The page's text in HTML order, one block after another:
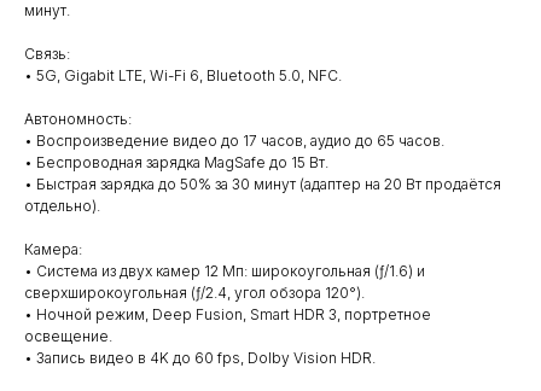
минут.
Связь:
• 5G, Gigabit LTE, Wi-Fi 6, Bluetooth 5.0, NFC.
Автономность:
• Воспроизведение видео до 17 часов, аудио до 65 часов.
• Беспроводная зарядка MagSafe до 15 Вт.
• Быстрая зарядка до 50% за 30 минут (адаптер на 20 Вт продаётся
отдельно).
Камера:
• Система из двух камер 12 Мп: широкоугольная (ƒ/1.6) и
сверхширокоугольная (ƒ/2.4, угол обзора 120°).
• Ночной режим, Deep Fusion, Smart HDR 3, портретное
освещение.
• Запись видео в 4K до 60 fps, Dolby Vision HDR.